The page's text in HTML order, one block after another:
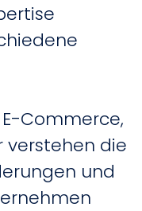
Commerce,
verstehen die
und